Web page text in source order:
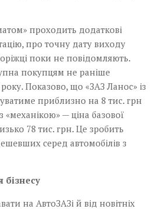
проходить додаткові
про точну дату виходу
поки не повідомляють.
покупцям не раніше
Показово, що «ЗАЗ Ланос» із
приблизно на 8 тис. грн
«механікою» — ціна базової
78 тис. грн. Це зробить
серед автомобілів з
бізнесу
на АвтоЗАЗі й від новітніх